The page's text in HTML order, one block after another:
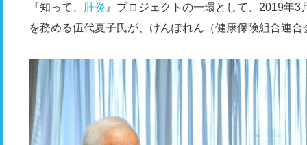
『知って、 肝炎 』プロジェクトの一環として、2019年
を務める伍代夏子氏が、けんぽれん（健康保険組合連合